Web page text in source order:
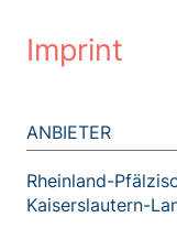
Imprint
ANBIETER
Rheinland-
Kaiserslautern-